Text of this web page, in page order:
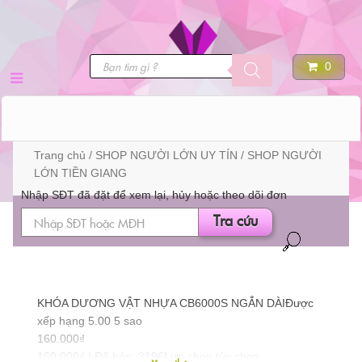
0
Tìm
kiếm
sản
Trang chủ / SHOP NGƯỜI LỚN UY TÍN / SHOP NGƯỜI
LỚN TIỀN GIANG
Nhập SĐT đã đặt để xem lại, hủy hoặc theo dõi đơn
Tra cứu
KHÓA DƯƠNG VẬT NHỰA CB6000S NGẮN DÀIĐược
xếp hạng 5.00 5 sao
160.000₫
160.000₫ | Đã bán: 3196Lựa chọn tùy chọn